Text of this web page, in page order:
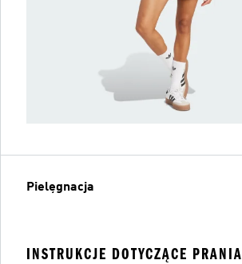
Pielęgnacja
INSTRUKCJE DOTYCZĄCE PRANIA